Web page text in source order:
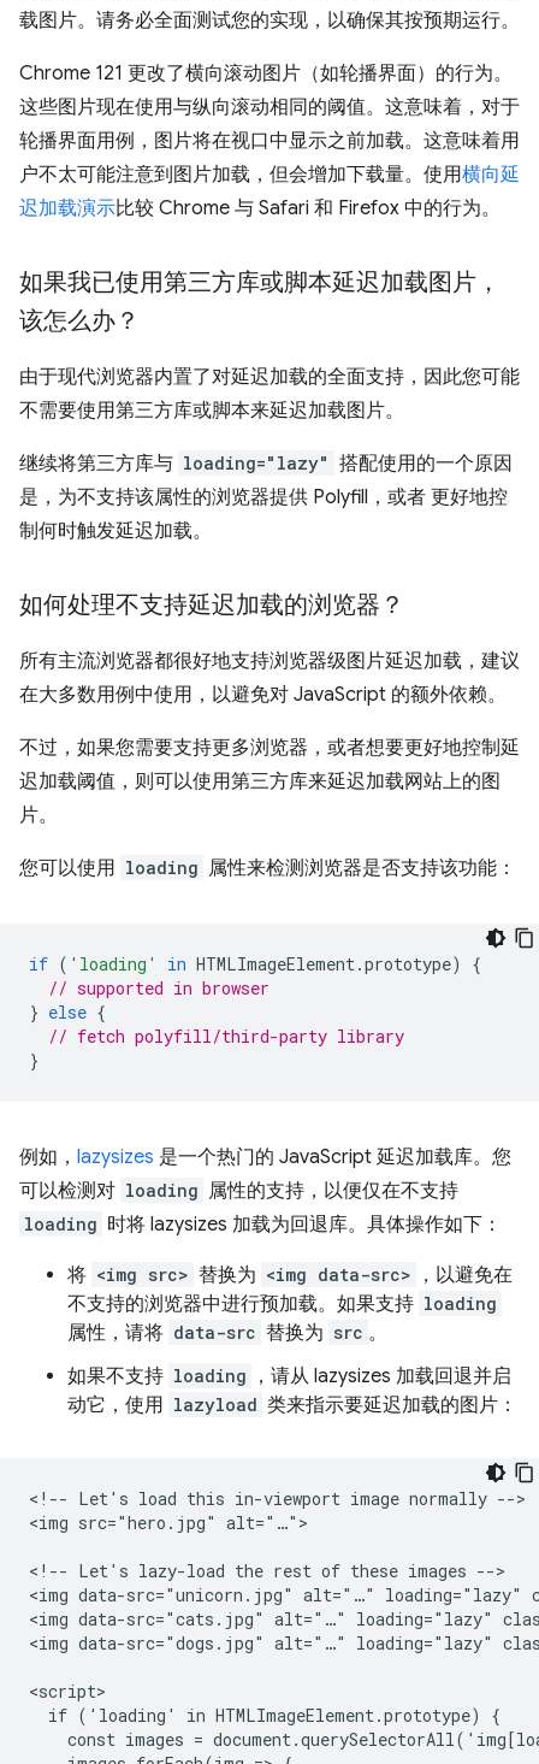
载图片。请务必全面测试您的实现，以确保其按预期运行。
Chrome 121 更改了横向滚动图片（如轮播界面）的行为。
这些图片现在使用与纵向滚动相同的阈值。这意味着，对于
轮播界面用例，图片将在视口中显示之前加载。这意味着用
户不太可能注意到图片加载，但会增加下载量。使用横向延
迟加载演示比较 Chrome 与 Safari 和 Firefox 中的行为。
如果我已使用第三方库或脚本延迟加载图片，
该怎么办？
由于现代浏览器内置了对延迟加载的全面支持，因此您可能
不需要使用第三方库或脚本来延迟加载图片。
继续将第三方库与 loading="lazy" 搭配使用的一个原因
是，为不支持该属性的浏览器提供 Polyfill，或者 更好地控
制何时触发延迟加载。
如何处理不支持延迟加载的浏览器？
所有主流浏览器都很好地支持浏览器级图片延迟加载，建议
在大多数用例中使用，以避免对 JavaScript 的额外依赖。
不过，如果您需要支持更多浏览器，或者想要更好地控制延
迟加载阈值，则可以使用第三方库来延迟加载网站上的图
片。
您可以使用 loading 属性来检测浏览器是否支持该功能：
if ( 'loading' in HTMLImageElement .prototype)
{
// supported in browser
} else {
// fetch polyfill/third-party library
}
例如， lazysizes 是一个热门的 JavaScript 延迟加载库。您
可以检测对 loading 属性的支持，以便仅在不支持
loading 时将 lazysizes 加载为回退库。具体操作如下：
将 <img src> 替换为 <img data-src>
，以避免在
不支持的浏览器中进行预加载。如果支持 loading
属性，请将 data-src 替换为 src 。
如果不支持 loading
，请从 lazysizes 加载回退并启
动它，使用 lazyload 类来指示要延迟加载的图片：
<!-- Let's load this in-viewport image normally -->
<img src="hero.jpg" alt="…">
<!-- Let's lazy-load the rest of these images -->
<img data-src="unicorn.jpg" alt="…" loading="lazy"
<img data-src="cats.jpg" alt="…" loading="lazy"
<img data-src="dogs.jpg" alt="…" loading="lazy"
<script>
  if ('loading' in HTMLImageElement.prototype) {
const images =